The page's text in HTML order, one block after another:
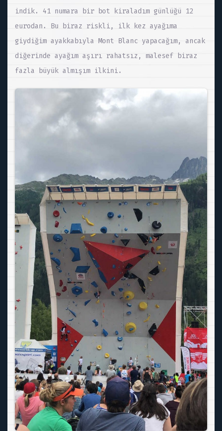
indik. 41 numara bir bot kiraladım günlüğü 12
eurodan. Bu biraz riskli, ilk kez ayağıma
giydiğim ayakkabıyla Mont Blanc yapacağım, ancak
diğerinde ayağım aşırı rahatsız, malesef biraz
fazla büyük almışım ilkini.